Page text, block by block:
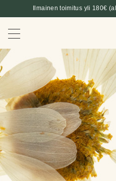
Ilmainen toimitus yli 180€